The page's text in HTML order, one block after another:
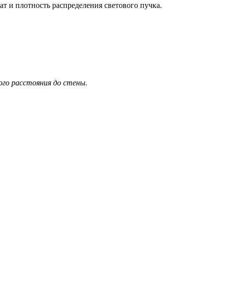
и плотность распределения светового пучка.
расстояния до стены.